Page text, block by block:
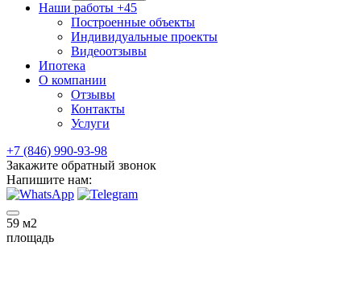
Наши работы +45
Построенные объекты
Индивидуальные проекты
Видеоотзывы
Ипотека
О компании
Отзывы
Контакты
Услуги
+7 (846) 990-93-98
Закажите обратный звонок
Напишите нам:
59 м2
площадь